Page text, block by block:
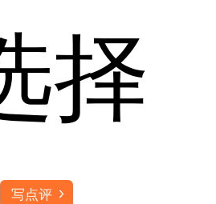
择
写点评